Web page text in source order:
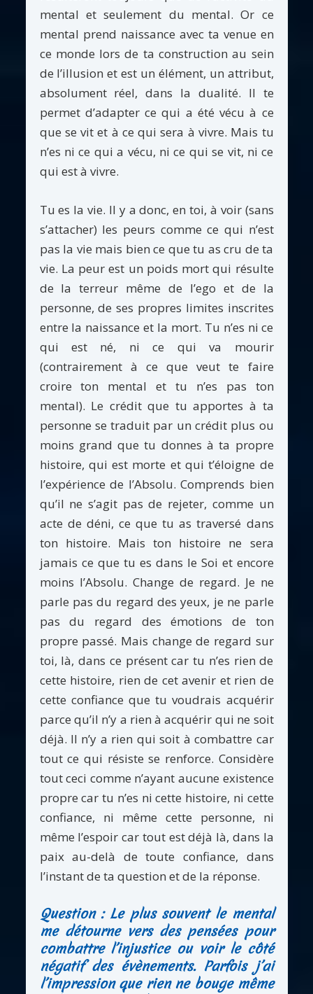
mental et seulement du mental. Or ce
mental prend naissance avec ta venue en
ce monde lors de ta construction au sein
de l’illusion et est un élément, un attribut,
absolument réel, dans la dualité. Il te
permet d’adapter ce qui a été vécu à ce
que se vit et à ce qui sera à vivre. Mais tu
n’es ni ce qui a vécu, ni ce qui se vit, ni ce
qui est à vivre.
Tu es la vie. Il y a donc, en toi, à voir (sans
s’attacher) les peurs comme ce qui n’est
pas la vie mais bien ce que tu as cru de ta
vie. La peur est un poids mort qui résulte
de la terreur même de l’ego et de la
personne, de ses propres limites inscrites
entre la naissance et la mort. Tu n’es ni ce
qui est né, ni ce qui va mourir
(contrairement à ce que veut te faire
croire ton mental et tu n’es pas ton
mental). Le crédit que tu apportes à ta
personne se traduit par un crédit plus ou
moins grand que tu donnes à ta propre
histoire, qui est morte et qui t’éloigne de
l’expérience de l’Absolu. Comprends bien
qu’il ne s’agit pas de rejeter, comme un
acte de déni, ce que tu as traversé dans
ton histoire. Mais ton histoire ne sera
jamais ce que tu es dans le Soi et encore
moins l’Absolu. Change de regard. Je ne
parle pas du regard des yeux, je ne parle
pas du regard des émotions de ton
propre passé. Mais change de regard sur
toi, là, dans ce présent car tu n’es rien de
cette histoire, rien de cet avenir et rien de
cette confiance que tu voudrais acquérir
parce qu’il n’y a rien à acquérir qui ne soit
déjà. Il n’y a rien qui soit à combattre car
tout ce qui résiste se renforce. Considère
tout ceci comme n’ayant aucune existence
propre car tu n’es ni cette histoire, ni cette
confiance, ni même cette personne, ni
même l’espoir car tout est déjà là, dans la
paix au-delà de toute confiance, dans
l’instant de ta question et de la réponse.
Question : Le plus souvent le mental
me détourne vers des pensées pour
combattre l’injustice ou voir le côté
négatif des évènements. Parfois j’ai
l’impression que rien ne bouge même